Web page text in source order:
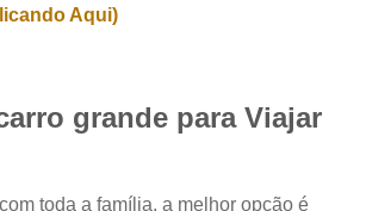
Aqui)
grande para Viajar
toda a família, a melhor opção é